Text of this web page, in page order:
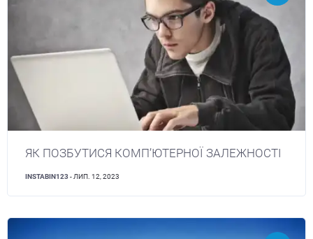
ЯК ПОЗБУТИСЯ КОМП’ЮТЕРНОЇ ЗАЛЕЖНОСТІ
INSTABIN123 - ЛИП. 12, 2023